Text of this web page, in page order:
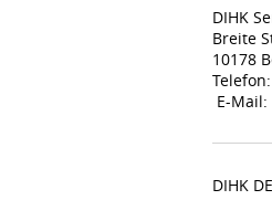
DIHK
Breite
10178
E-Mail:
DIHK